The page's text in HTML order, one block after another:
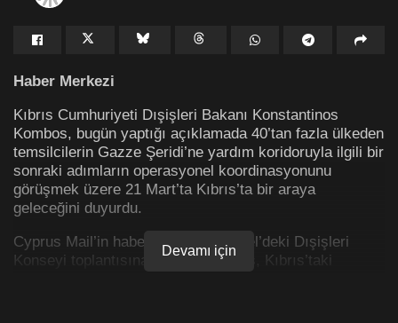
Haber Merkezi
Kıbrıs Cumhuriyeti Dışişleri Bakanı Konstantinos
Kombos, bugün yaptığı açıklamada 40’tan fazla ülkeden
temsilcilerin Gazze Şeridi’ne yardım koridoruyla ilgili bir
sonraki adımların operasyonel koordinasyonunu
görüşmek üzere 21 Mart’ta Kıbrıs’ta bir araya
geleceğini duyurdu.
Cyprus Mail’in haberine göre Brüksel’deki Dışişleri
Konseyi toplantısına katılan Kombos, Kıbrıs’taki
Devamı için